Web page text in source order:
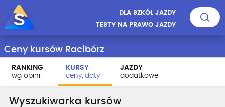
DLA SZKÓŁ JAZDY
TESTY NA PRAWO JAZDY
Ceny kursów Racibórz
RANKING
wg opinii
KURSY
ceny, daty
JAZDY
dodatkowe
Wyszukiwarka kursów